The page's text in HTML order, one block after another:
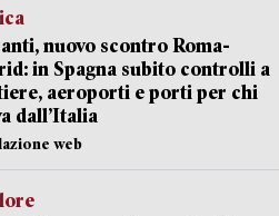
nuovo scontro Roma-
in Spagna subito controlli a
aeroporti e porti per chi
dall’Italia
web